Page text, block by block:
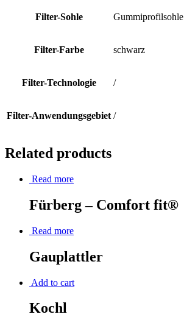
Filter-Sohle Gummiprofilsohle
Filter-Farbe schwarz
Filter-Technologie /
Filter-Anwendungsgebiet /
Related products
Read more
Fürberg – Comfort fit®
Read more
Gauplattler
Add to cart
Kochl